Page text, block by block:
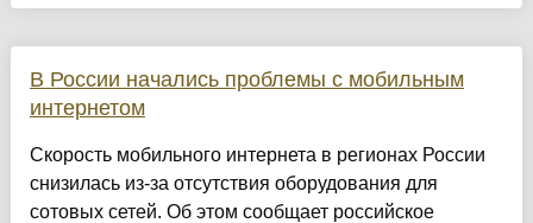
В России начались проблемы с мобильным
интернетом
Скорость мобильного интернета в регионах России
снизилась из-за отсутствия оборудования для
сотовых сетей. Об этом сообщает российское